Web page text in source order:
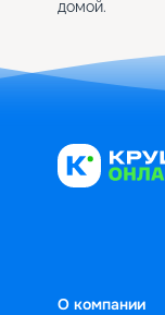
домой.
О компании